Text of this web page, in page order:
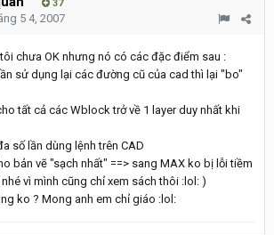
37
5 4, 2007
chưa OK nhưng nó có các đặc điểm sau :
sử dụng lại các đường cũ của cad thì lại "bo"
tất cả các Wblock trở về 1 layer duy nhất khi
số lần dùng lệnh trên CAD
bản vẽ "sạch nhất" ==> sang MAX ko bị lỗi tiềm
vì mình cũng chỉ xem sách thôi :lol: )
ko ? Mong anh em chỉ giáo :lol: